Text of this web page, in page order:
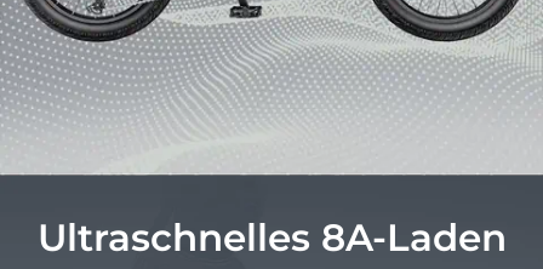
Ultraschnelles 8A-Laden